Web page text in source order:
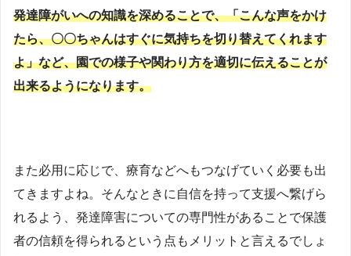
発達障がいへの知識を深めることで、「こんな声をかけ
たら、〇〇ちゃんはすぐに気持ちを切り替えてくれます
よ」など、園での様子や関わり方を適切に伝えることが
出来るようになります。
また必用に応じで、療育などへもつなげていく必要も出
てきますよね。そんなときに自信を持って支援へ繋げら
れるよう、発達障害についての専門性があることで保護
者の信頼を得られるという点もメリットと言えるでしょ